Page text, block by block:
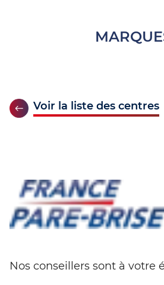
Voir la liste des centres
Nos conseillers sont à votre